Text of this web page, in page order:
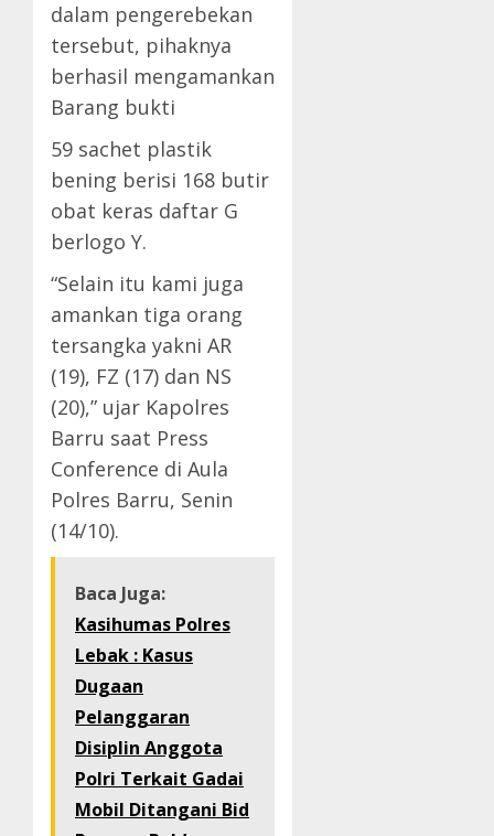
dalam pengerebekan
tersebut, pihaknya
berhasil mengamankan
Barang bukti
59 sachet plastik
bening berisi 168 butir
obat keras daftar G
berlogo Y.
“Selain itu kami juga
amankan tiga orang
tersangka yakni AR
(19), FZ (17) dan NS
(20),” ujar Kapolres
Barru saat Press
Conference di Aula
Polres Barru, Senin
(14/10).
Baca Juga:
Kasihumas Polres
Lebak : Kasus
Dugaan
Pelanggaran
Disiplin Anggota
Polri Terkait Gadai
Mobil Ditangani Bid